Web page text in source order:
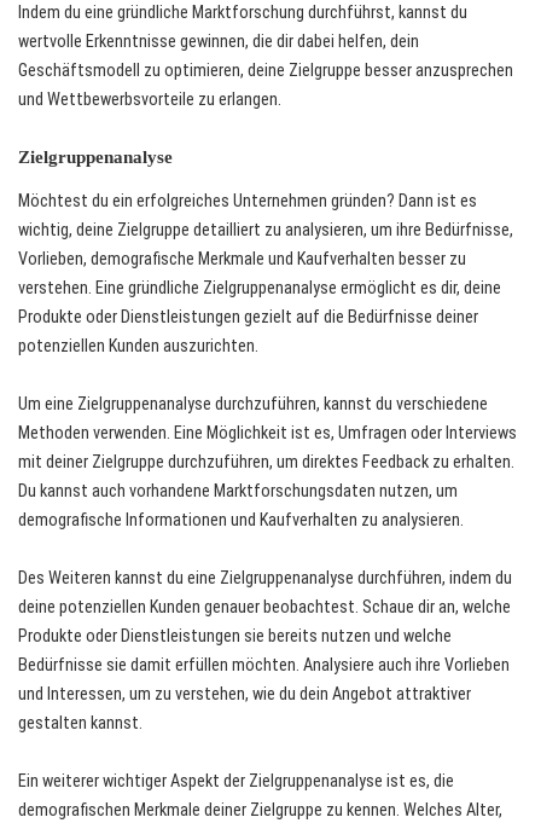
Indem du eine gründliche Marktforschung durchführst, kannst du
wertvolle Erkenntnisse gewinnen, die dir dabei helfen, dein
Geschäftsmodell zu optimieren, deine Zielgruppe besser anzusprechen
und Wettbewerbsvorteile zu erlangen.
Zielgruppenanalyse
Möchtest du ein erfolgreiches Unternehmen gründen? Dann ist es
wichtig, deine Zielgruppe detailliert zu analysieren, um ihre Bedürfnisse,
Vorlieben, demografische Merkmale und Kaufverhalten besser zu
verstehen. Eine gründliche Zielgruppenanalyse ermöglicht es dir, deine
Produkte oder Dienstleistungen gezielt auf die Bedürfnisse deiner
potenziellen Kunden auszurichten.
Um eine Zielgruppenanalyse durchzuführen, kannst du verschiedene
Methoden verwenden. Eine Möglichkeit ist es, Umfragen oder Interviews
mit deiner Zielgruppe durchzuführen, um direktes Feedback zu erhalten.
Du kannst auch vorhandene Marktforschungsdaten nutzen, um
demografische Informationen und Kaufverhalten zu analysieren.
Des Weiteren kannst du eine Zielgruppenanalyse durchführen, indem du
deine potenziellen Kunden genauer beobachtest. Schaue dir an, welche
Produkte oder Dienstleistungen sie bereits nutzen und welche
Bedürfnisse sie damit erfüllen möchten. Analysiere auch ihre Vorlieben
und Interessen, um zu verstehen, wie du dein Angebot attraktiver
gestalten kannst.
Ein weiterer wichtiger Aspekt der Zielgruppenanalyse ist es, die
demografischen Merkmale deiner Zielgruppe zu kennen. Welches Alter,